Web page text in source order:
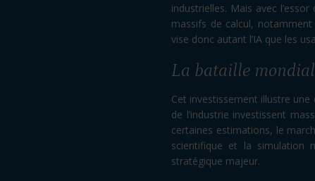
industrielles. Mais avec
massifs de calcul, notamment
vise donc autant l’IA que les
La bataille
Cet investissement illustre
de l’industrie investissent
certaines estimations, le
scientifique et la simulation
stratégique majeur.